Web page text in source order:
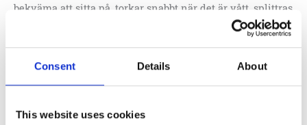
Consent Details About
This website uses cookies
bekväma att sitta på, torkar snabbt när det är vått, splittras
inte och är mycket tåliga mot väder och vind. Finns i
olika höjder för designfrihet. Integrerade stålankare ger
1 410:-